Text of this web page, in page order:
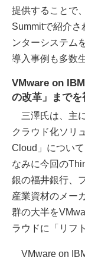
提供することで
Summitで紹介さ
ンターシステム
導入事例も多数
VMware on
の改革」までを
三澤氏は、主
クラウド化ソリ
Cloud」につい
なみに今回の
銀の福井銀行、
産業資材のメー
群の大半を
ラウドに「リフ
VMware on